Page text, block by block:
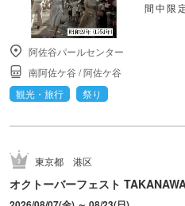
間中限
阿佐谷パールセンター
南阿佐ケ谷 /阿佐ケ谷
観光・旅行
祭り
東京都 港区
オクトーバーフェスト